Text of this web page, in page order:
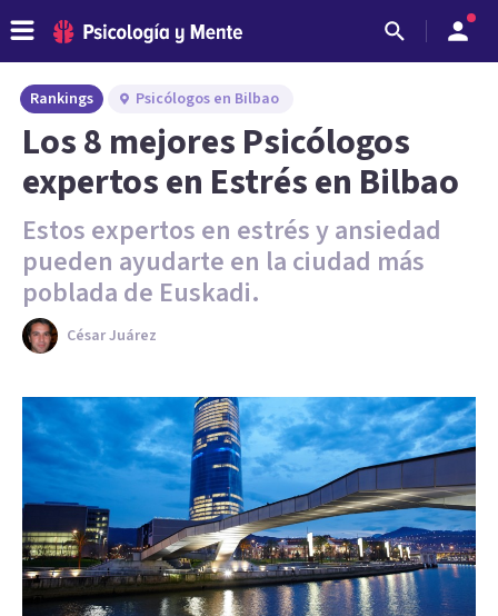
Rankings Psicólogos en Bilbao
Los 8 mejores Psicólogos
expertos en Estrés en Bilbao
Estos expertos en estrés y ansiedad
pueden ayudarte en la ciudad más
poblada de Euskadi.
César Juárez